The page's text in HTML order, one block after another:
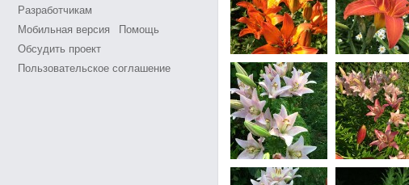
Разработчикам
Мобильная версия
Помощь
Обсудить проект
Пользовательское соглашение